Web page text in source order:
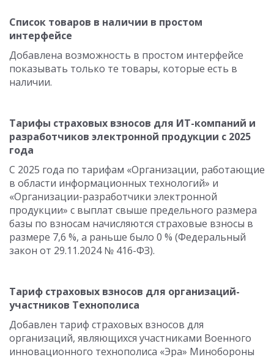
Список товаров в наличии в простом
интерфейсе
Добавлена возможность в простом интерфейсе
показывать только те товары, которые есть в
наличии.
Тарифы страховых взносов для ИТ-компаний и
разработчиков электронной продукции с 2025
года
С 2025 года по тарифам «Организации, работающие
в области информационных технологий» и
«Организации-разработчики электронной
продукции» с выплат свыше предельного размера
базы по взносам начисляются страховые взносы в
размере 7,6 %, а раньше было 0 % (Федеральный
закон от 29.11.2024 № 416-ФЗ).
Тариф страховых взносов для организаций-
участников Технополиса
Добавлен тариф страховых взносов для
организаций, являющихся участниками Военного
инновационного технополиса «Эра» Минобороны